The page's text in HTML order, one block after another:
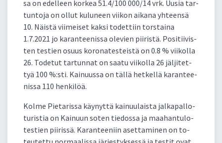
sa on edel­leen kor­kea 51.4/100 000/14 vrk. Uu­sia tar­
tun­to­ja on ol­lut ku­lu­neen vii­kon ai­ka­na yh­teen­sä
10. Näis­tä vii­mei­set kak­si to­det­tiin tors­tai­na
1.7.2021 jo ka­ran­tee­nis­sa ole­vien pii­ris­tä. Po­si­tii­vis­
ten tes­tien osuus ko­ro­na­tes­teis­tä on 0.8 % vii­kol­la
26. To­de­tut tar­tun­nat on saa­tu vii­kol­la 26 jäl­ji­tet­
tyä 100 %:sti. Kai­nuus­sa on täl­lä het­kel­lä ka­ran­tee­
nis­sa 110 hen­ki­löä.
Kol­me Pie­ta­ris­sa käy­nyt­tä kai­nuu­lais­ta jal­ka­pal­lo­
tu­ris­tia on Kai­nuun so­ten tie­dos­sa ja maa­han­tu­lo­
tes­tien pii­ris­sä. Ka­ran­tee­niin aset­ta­mi­nen on to­